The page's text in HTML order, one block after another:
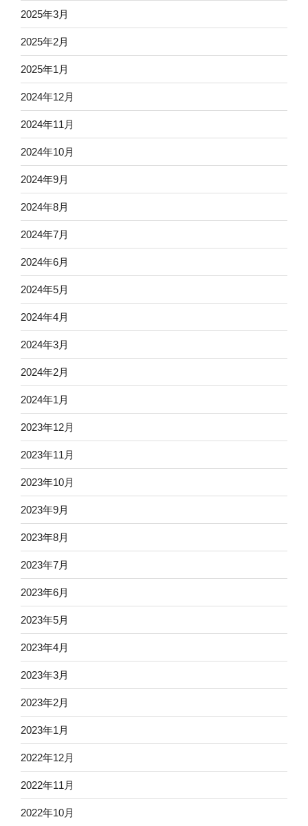
2025年3月
2025年2月
2025年1月
2024年12月
2024年11月
2024年10月
2024年9月
2024年8月
2024年7月
2024年6月
2024年5月
2024年4月
2024年3月
2024年2月
2024年1月
2023年12月
2023年11月
2023年10月
2023年9月
2023年8月
2023年7月
2023年6月
2023年5月
2023年4月
2023年3月
2023年2月
2023年1月
2022年12月
2022年11月
2022年10月